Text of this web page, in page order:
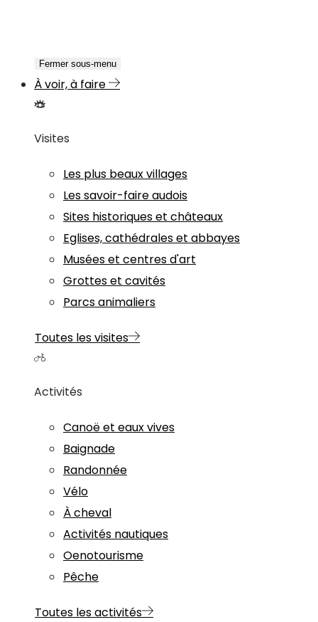
Fermer sous-menu
À voir, à faire
Visites
Les plus beaux villages
Les savoir-faire audois
Sites historiques et châteaux
Eglises, cathédrales et abbayes
Musées et centres d'art
Grottes et cavités
Parcs animaliers
Toutes les visites
Activités
Canoë et eaux vives
Baignade
Randonnée
Vélo
À cheval
Activités nautiques
Oenotourisme
Pêche
Toutes les activités